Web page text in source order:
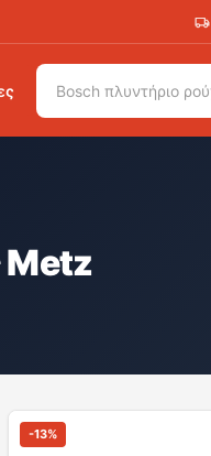
Metz
-13%